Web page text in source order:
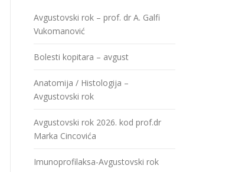
Avgustovski rok – prof. dr A. Galfi
Vukomanović
Bolesti kopitara – avgust
Anatomija / Histologija –
Avgustovski rok
Avgustovski rok 2026. kod prof.dr
Marka Cincovića
Imunoprofilaksa-Avgustovski rok